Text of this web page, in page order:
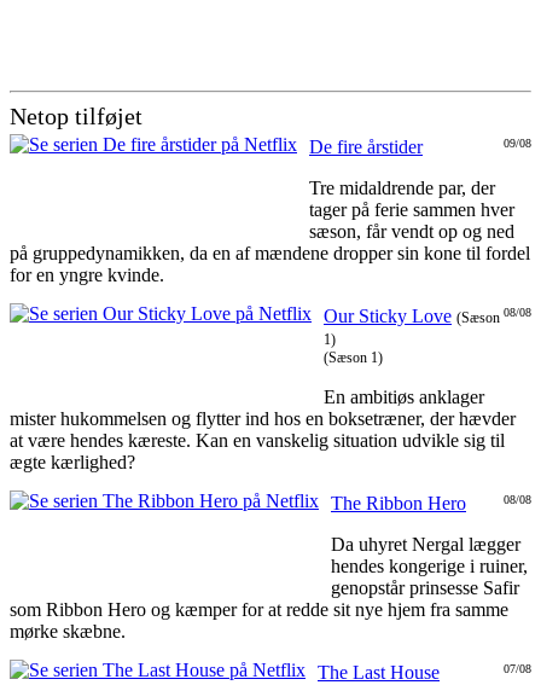
Netop tilføjet
09/08
De fire årstider
Tre midaldrende par, der
tager på ferie sammen hver
sæson, får vendt op og ned
på gruppedynamikken, da en af mændene dropper sin kone til fordel
for en yngre kvinde.
08/08
Our Sticky Love (Sæson
1)
(Sæson 1)
En ambitiøs anklager
mister hukommelsen og flytter ind hos en boksetræner, der hævder
at være hendes kæreste. Kan en vanskelig situation udvikle sig til
ægte kærlighed?
08/08
The Ribbon Hero
Da uhyret Nergal lægger
hendes kongerige i ruiner,
genopstår prinsesse Safir
som Ribbon Hero og kæmper for at redde sit nye hjem fra samme
mørke skæbne.
07/08
The Last House